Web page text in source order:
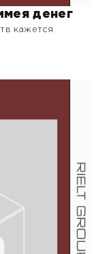
денег
кажется